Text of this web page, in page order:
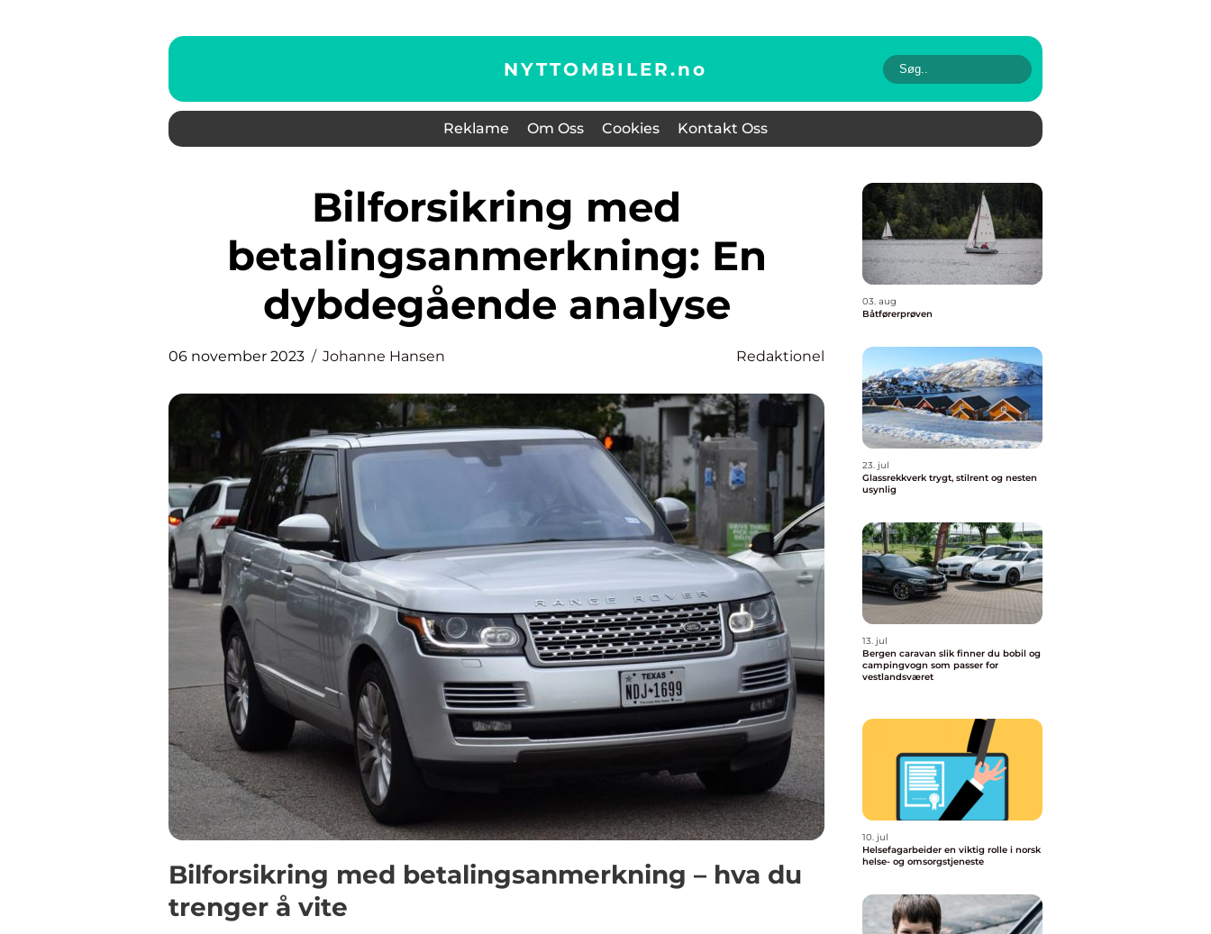
NYTTOMBILER.no
Reklame Om Oss Cookies Kontakt Oss
Bilforsikring med
betalingsanmerkning: En
dybdegående analyse
06 november 2023 Johanne Hansen Redaktionel
Bilforsikring med betalingsanmerkning – hva du
trenger å vite
03. aug
Båtførerprøven
23. jul
Glassrekkverk trygt, stilrent og nesten
usynlig
13. jul
Bergen caravan slik finner du bobil og
campingvogn som passer for
vestlandsværet
10. jul
Helsefagarbeider en viktig rolle i norsk
helse- og omsorgstjeneste